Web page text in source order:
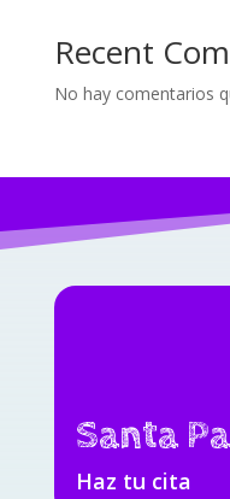
Recent
No hay comentarios
Santa
Haz tu cita